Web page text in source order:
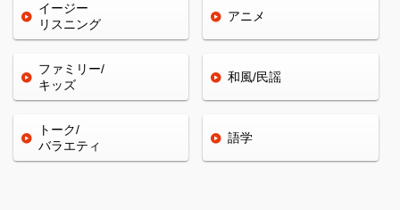
イージー
リスニング
アニメ
ファミリー/
キッズ
和風/民謡
トーク/
バラエティ
語学